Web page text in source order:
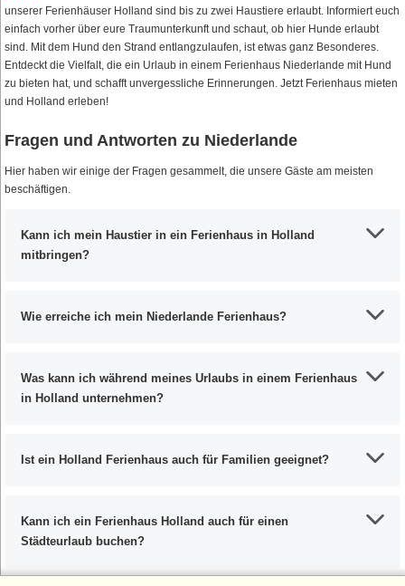
unserer Ferienhäuser Holland sind bis zu zwei Haustiere erlaubt. Informiert euch
einfach vorher über eure Traumunterkunft und schaut, ob hier Hunde erlaubt
sind. Mit dem Hund den Strand entlangzulaufen, ist etwas ganz Besonderes.
Entdeckt die Vielfalt, die ein Urlaub in einem Ferienhaus Niederlande mit Hund
zu bieten hat, und schafft unvergessliche Erinnerungen. Jetzt Ferienhaus mieten
und Holland erleben!
Fragen und Antworten zu Niederlande
Hier haben wir einige der Fragen gesammelt, die unsere Gäste am meisten
beschäftigen.
Kann ich mein Haustier in ein Ferienhaus in Holland
mitbringen?
Wie erreiche ich mein Niederlande Ferienhaus?
Was kann ich während meines Urlaubs in einem Ferienhaus
in Holland unternehmen?
Ist ein Holland Ferienhaus auch für Familien geeignet?
Kann ich ein Ferienhaus Holland auch für einen
Städteurlaub buchen?